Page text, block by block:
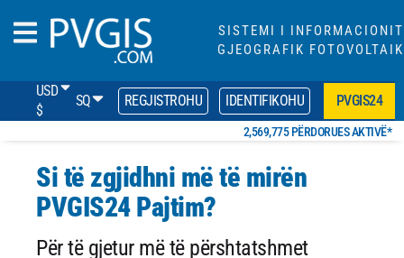
SISTEMI I INFORMACIONIT
GJEOGRAFIK FOTOVOLTAIK
USD
$
SQ REGJISTROHU IDENTIFIKOHU PVGIS24
2,569,775 PËRDORUES AKTIVË*
Si të zgjidhni më të mirën
PVGIS24 Pajtim?
Për të gjetur më të përshtatshmet